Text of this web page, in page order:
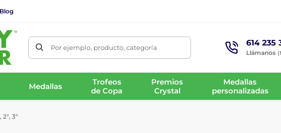
Blog
Por ejemplo, producto, categoría 614 235
Llámanos
Medallas
Trofeos
de Copa
Premios
Crystal
Medallas
personalizadas
2º, 3º